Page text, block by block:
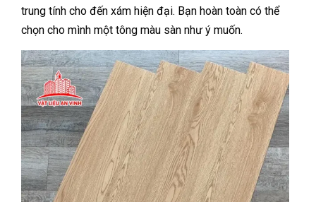
trung tính cho đến xám hiện đại. Bạn hoàn toàn có thể
chọn cho mình một tông màu sàn như ý muốn.